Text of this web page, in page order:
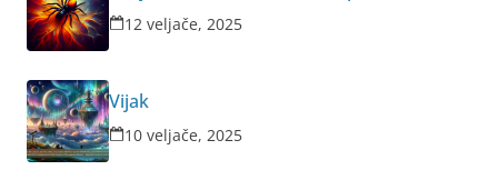
12 veljače, 2025
Vijak
10 veljače, 2025